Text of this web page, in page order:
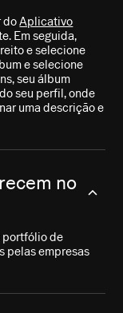
doAplicativo
Em seguida,
e selecione
e selecione
seu álbum
seu perfil, onde
uma descrição e
no
portfólio de
pelas empresas